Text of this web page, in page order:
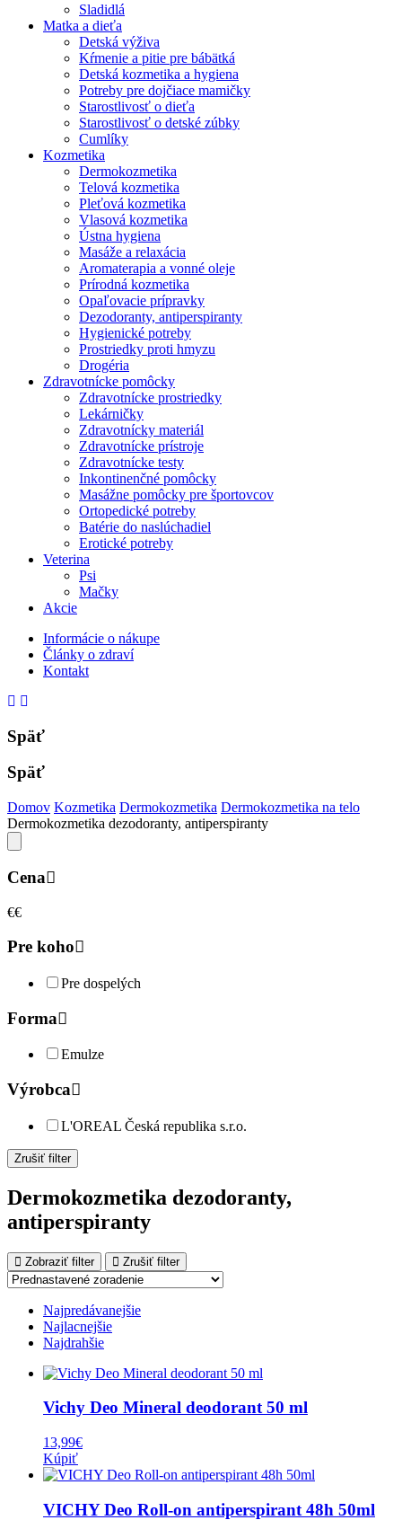
Sladidlá
Matka a dieťa
Detská výživa
Kŕmenie a pitie pre bábätká
Detská kozmetika a hygiena
Potreby pre dojčiace mamičky
Starostlivosť o dieťa
Starostlivosť o detské zúbky
Cumlíky
Kozmetika
Dermokozmetika
Telová kozmetika
Pleťová kozmetika
Vlasová kozmetika
Ústna hygiena
Masáže a relaxácia
Aromaterapia a vonné oleje
Prírodná kozmetika
Opaľovacie prípravky
Dezodoranty, antiperspiranty
Hygienické potreby
Prostriedky proti hmyzu
Drogéria
Zdravotnícke pomôcky
Zdravotnícke prostriedky
Lekárničky
Zdravotnícky materiál
Zdravotnícke prístroje
Zdravotnícke testy
Inkontinenčné pomôcky
Masážne pomôcky pre športovcov
Ortopedické potreby
Batérie do naslúchadiel
Erotické potreby
Veterina
Psi
Mačky
Akcie
Informácie o nákupe
Články o zdraví
Kontakt
Späť
Späť
Domov Kozmetika Dermokozmetika Dermokozmetika na telo
Dermokozmetika dezodoranty, antiperspiranty
Cena
€€
Pre koho
Pre dospelých
Forma
Emulze
Výrobca
L'OREAL Česká republika s.r.o.
Zrušiť filter
Dermokozmetika dezodoranty,
antiperspiranty
Zobraziť filter Zrušiť filter
Najpredávanejšie
Najlacnejšie
Najdrahšie
Vichy Deo Mineral deodorant 50 ml
13,99€
Kúpiť
VICHY Deo Roll-on antiperspirant 48h 50ml